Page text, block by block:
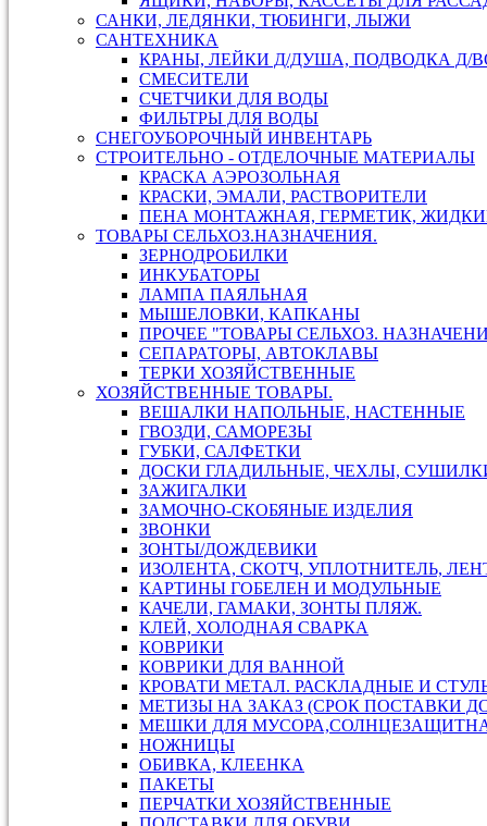
САНКИ, ЛЕДЯНКИ, ТЮБИНГИ, ЛЫЖИ
САНТЕХНИКА
КРАНЫ, ЛЕЙКИ Д/ДУША, ПОДВОДКА Д/
СМЕСИТЕЛИ
СЧЕТЧИКИ ДЛЯ ВОДЫ
ФИЛЬТРЫ ДЛЯ ВОДЫ
СНЕГОУБОРОЧНЫЙ ИНВЕНТАРЬ
СТРОИТЕЛЬНО - ОТДЕЛОЧНЫЕ МАТЕРИАЛЫ
КРАСКА АЭРОЗОЛЬНАЯ
КРАСКИ, ЭМАЛИ, РАСТВОРИТЕЛИ
ПЕНА МОНТАЖНАЯ, ГЕРМЕТИК,
ТОВАРЫ СЕЛЬХОЗ.НАЗНАЧЕНИЯ.
ЗЕРНОДРОБИЛКИ
ИНКУБАТОРЫ
ЛАМПА ПАЯЛЬНАЯ
МЫШЕЛОВКИ, КАПКАНЫ
ПРОЧЕЕ "ТОВАРЫ СЕЛЬХОЗ.
СЕПАРАТОРЫ, АВТОКЛАВЫ
ТЕРКИ ХОЗЯЙСТВЕННЫЕ
ХОЗЯЙСТВЕННЫЕ ТОВАРЫ.
ВЕШАЛКИ НАПОЛЬНЫЕ, НАСТЕННЫЕ
ГВОЗДИ, САМОРЕЗЫ
ГУБКИ, САЛФЕТКИ
ДОСКИ ГЛАДИЛЬНЫЕ, ЧЕХЛЫ,
ЗАЖИГАЛКИ
ЗАМОЧНО-СКОБЯНЫЕ ИЗДЕЛИЯ
ЗВОНКИ
ЗОНТЫ/ДОЖДЕВИКИ
ИЗОЛЕНТА, СКОТЧ, УПЛОТНИТЕЛЬ,
КАРТИНЫ ГОБЕЛЕН И МОДУЛЬНЫЕ
КАЧЕЛИ, ГАМАКИ, ЗОНТЫ ПЛЯЖ.
КЛЕЙ, ХОЛОДНАЯ СВАРКА
КОВРИКИ
КОВРИКИ ДЛЯ ВАННОЙ
КРОВАТИ МЕТАЛ. РАСКЛАДНЫЕ И
МЕТИЗЫ НА ЗАКАЗ (СРОК ПОСТАВКИ
МЕШКИ ДЛЯ
НОЖНИЦЫ
ОБИВКА, КЛЕЕНКА
ПАКЕТЫ
ПЕРЧАТКИ ХОЗЯЙСТВЕННЫЕ